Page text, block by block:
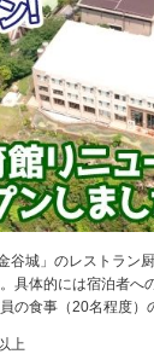
谷城」のレストラン
具体的には宿泊者へ
の食事（20名程度）
上